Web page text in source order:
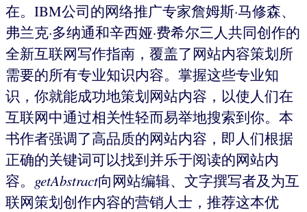
在。IBM公司的网络推广专家詹姆斯·马修森、
弗兰克·多纳通和辛西娅·费希尔三人共同创作的
全新互联网写作指南，覆盖了网站内容策划所
需要的所有专业知识内容。掌握这些专业知
识，你就能成功地策划网站内容，以使人们在
互联网中通过相关性轻而易举地搜索到你。本
书作者强调了高品质的网站内容，即人们根据
正确的关键词可以找到并乐于阅读的网站内
容。 getAbstract向网站编辑、文字撰写者及为互
联网策划创作内容的营销人士，推荐这本优